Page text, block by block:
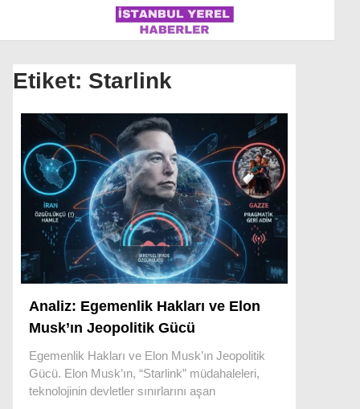
WhatsApp İhbar Hattı
İSTANBUL
ÜLKE GÜNDEMI
MAGAZIN
POLITIKA
SAĞLIK
SPOR
DÜNYA
Etiket: Starlink
Analiz: Egemenlik Hakları ve Elon
Musk’ın Jeopolitik Gücü
Egemenlik Hakları ve Elon Musk’ın Jeopolitik
Gücü. Elon Musk’ın, “Starlink” müdahaleleri,
teknolojinin devletler sınırlarını aşan